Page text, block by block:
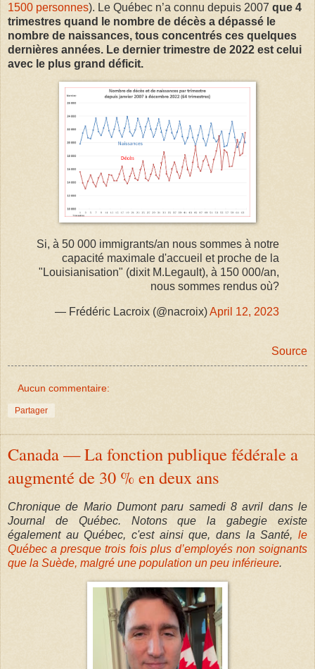
1500 personnes). Le Québec n’a connu depuis 2007 que 4
trimestres quand le nombre de décès a dépassé le
nombre de naissances, tous concentrés ces quelques
dernières années. Le dernier trimestre de 2022 est celui
avec le plus grand déficit.
Si, à 50 000 immigrants/an nous sommes à notre
capacité maximale d'accueil et proche de la
"Louisianisation" (dixit M.Legault), à 150 000/an,
nous sommes rendus où?
— Frédéric Lacroix (@nacroix)April 12, 2023
Source
Aucun commentaire:
Partager
Canada — La fonction publique fédérale a
augmenté de 30 % en deux ans
Chronique de Mario Dumont paru samedi 8 avril dans le
Journal de Québec.
Notons que la gabegie existe
également au Québec, c'est ainsi que, dans la Santé, le
Québec a presque trois fois plus d’employés non soignants
que la Suède, malgré une population un peu inférieure.